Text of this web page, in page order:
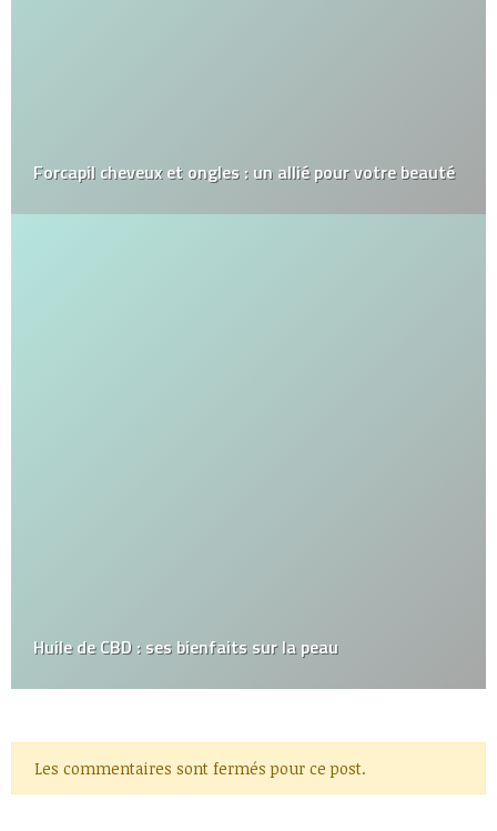
Forcapil cheveux et ongles : un allié pour votre beauté
Huile de CBD : ses bienfaits sur la peau
Les commentaires sont fermés pour ce post.